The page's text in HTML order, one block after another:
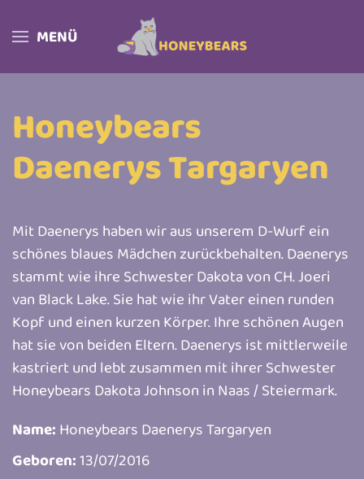
Skip to main content
MENÜ
Honeybears
Daenerys Targaryen
Mit Daenerys haben wir aus unserem D-Wurf ein
schönes blaues Mädchen zurückbehalten. Daenerys
stammt wie ihre Schwester Dakota von CH. Joeri
van Black Lake. Sie hat wie ihr Vater einen runden
Kopf und einen kurzen Körper. Ihre schönen Augen
hat sie von beiden Eltern. Daenerys ist mittlerweile
kastriert und lebt zusammen mit ihrer Schwester
Honeybears Dakota Johnson in Naas / Steiermark.
Name: Honeybears Daenerys Targaryen
Geboren:13/07/2016